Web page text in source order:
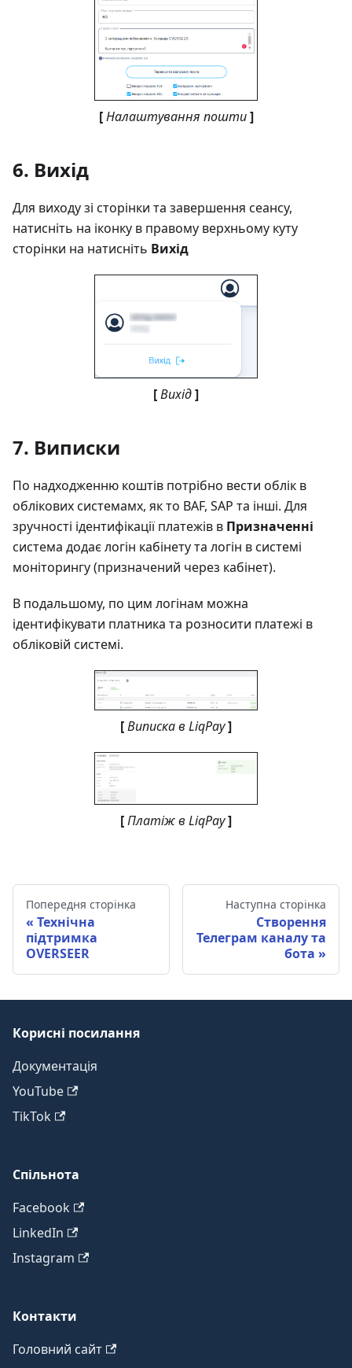
[ Налаштування пошти ]
6. Вихід
Для виходу зі сторінки та завершення сеансу,
натисніть на іконку в правому верхньому куту
сторінки на натисніть Вихід
[Вихід]
7. Виписки
По надходженню коштів потрібно вести облік в
облікових системамх, як то BAF, SAP та інші. Для
зручності ідентифікації платежів в Призначенні
система додає логін кабінету та логін в системі
моніторингу (призначений через кабінет).
В подальшому, по цим логінам можна
ідентифікувати платника та розносити платежі в
обліковій системі.
[Виписка в LiqPay]
[Платіж в LiqPay]
Попередня сторінка
Технічна
підтримка
OVERSEER
Наступна сторінка
Створення
Телеграм каналу та
бота
Корисні посилання
Документація
YouTube
TikTok
Спільнота
Facebook
LinkedIn
Instagram
Контакти
Головний сайт